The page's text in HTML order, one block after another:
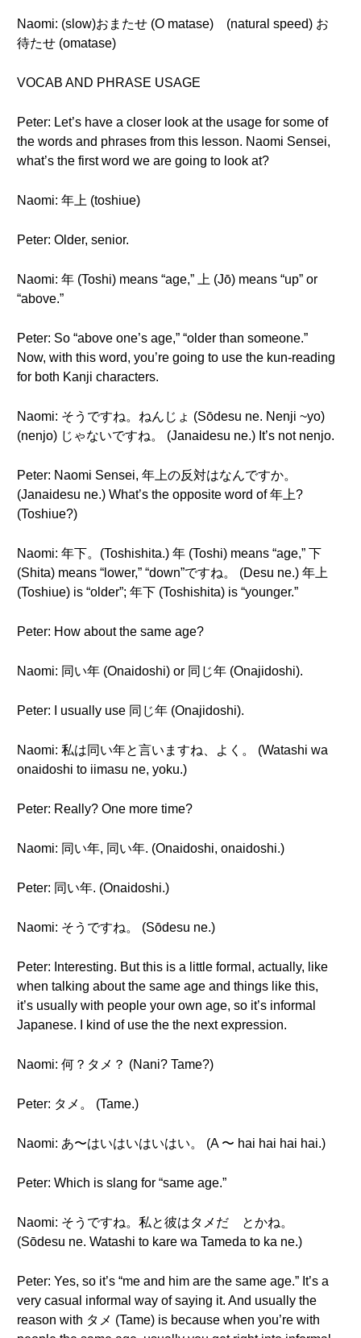
Naomi: (slow)おまたせ (O matase) (natural speed) お
待たせ (omatase)
VOCAB AND PHRASE USAGE
Peter: Let’s have a closer look at the usage for some of
the words and phrases from this lesson. Naomi Sensei,
what’s the first word we are going to look at?
Naomi: 年上 (toshiue)
Peter: Older, senior.
Naomi: 年 (Toshi) means “age,” 上 (Jō) means “up” or
“above.”
Peter: So “above one’s age,” “older than someone.”
Now, with this word, you’re going to use the kun-reading
for both Kanji characters.
Naomi: そうですね。ねんじょ (Sōdesu ne. Nenji ~yo)
(nenjo) じゃないですね。 (Janaidesu ne.) It’s not nenjo.
Peter: Naomi Sensei, 年上の反対はなんですか。
(Janaidesu ne.) What’s the opposite word of 年上?
(Toshiue?)
Naomi: 年下。(Toshishita.) 年 (Toshi) means “age,” 下
(Shita) means “lower,” “down”ですね。 (Desu ne.) 年上
(Toshiue) is “older”; 年下 (Toshishita) is “younger.”
Peter: How about the same age?
Naomi: 同い年 (Onaidoshi) or 同じ年 (Onajidoshi).
Peter: I usually use 同じ年 (Onajidoshi).
Naomi: 私は同い年と言いますね、よく。 (Watashi wa
onaidoshi to iimasu ne, yoku.)
Peter: Really? One more time?
Naomi: 同い年, 同い年. (Onaidoshi, onaidoshi.)
Peter: 同い年. (Onaidoshi.)
Naomi: そうですね。 (Sōdesu ne.)
Peter: Interesting. But this is a little formal, actually, like
when talking about the same age and things like this,
it’s usually with people your own age, so it’s informal
Japanese. I kind of use the the next expression.
Naomi: 何？タメ？ (Nani? Tame?)
Peter: タメ。 (Tame.)
Naomi: あ〜はいはいはいはい。 (A 〜 hai hai hai hai.)
Peter: Which is slang for “same age.”
Naomi: そうですね。私と彼はタメだ とかね。
(Sōdesu ne. Watashi to kare wa Tameda to ka ne.)
Peter: Yes, so it’s “me and him are the same age.” It’s a
very casual informal way of saying it. And usually the
reason with タメ (Tame) is because when you’re with